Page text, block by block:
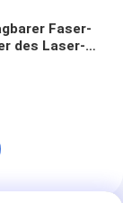
Faser-
des Laser-